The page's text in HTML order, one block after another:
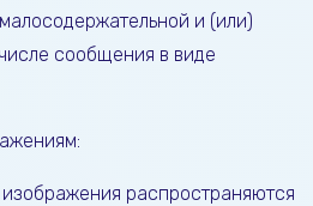
и (или)
сообщения в виде
распространяются